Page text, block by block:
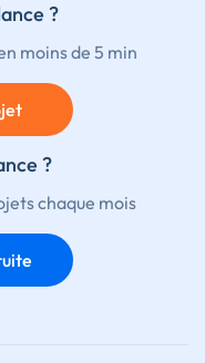
?
moins de 5 min
?
chaque mois